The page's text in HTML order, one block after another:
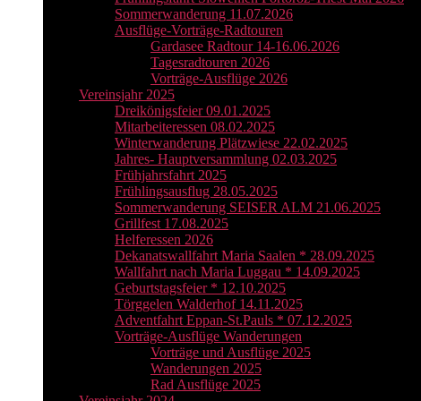
Sommerwanderung 11.07.2026
Ausflüge-Vorträge-Radtouren
Gardasee Radtour 14-16.06.2026
Tagesradtouren 2026
Vorträge-Ausflüge 2026
Vereinsjahr 2025
Dreikönigsfeier 09.01.2025
Mitarbeiteressen 08.02.2025
Winterwanderung Plätzwiese 22.02.2025
Jahres- Hauptversammlung 02.03.2025
Frühjahrsfahrt 2025
Frühlingsausflug 28.05.2025
Sommerwanderung SEISER ALM 21.06.2025
Grillfest 17.08.2025
Helferessen 2026
Dekanatswallfahrt Maria Saalen * 28.09.2025
Wallfahrt nach Maria Luggau * 14.09.2025
Geburtstagsfeier * 12.10.2025
Törggelen Walderhof 14.11.2025
Adventfahrt Eppan-St.Pauls * 07.12.2025
Vorträge-Ausflüge Wanderungen
Vorträge und Ausflüge 2025
Wanderungen 2025
Rad Ausflüge 2025